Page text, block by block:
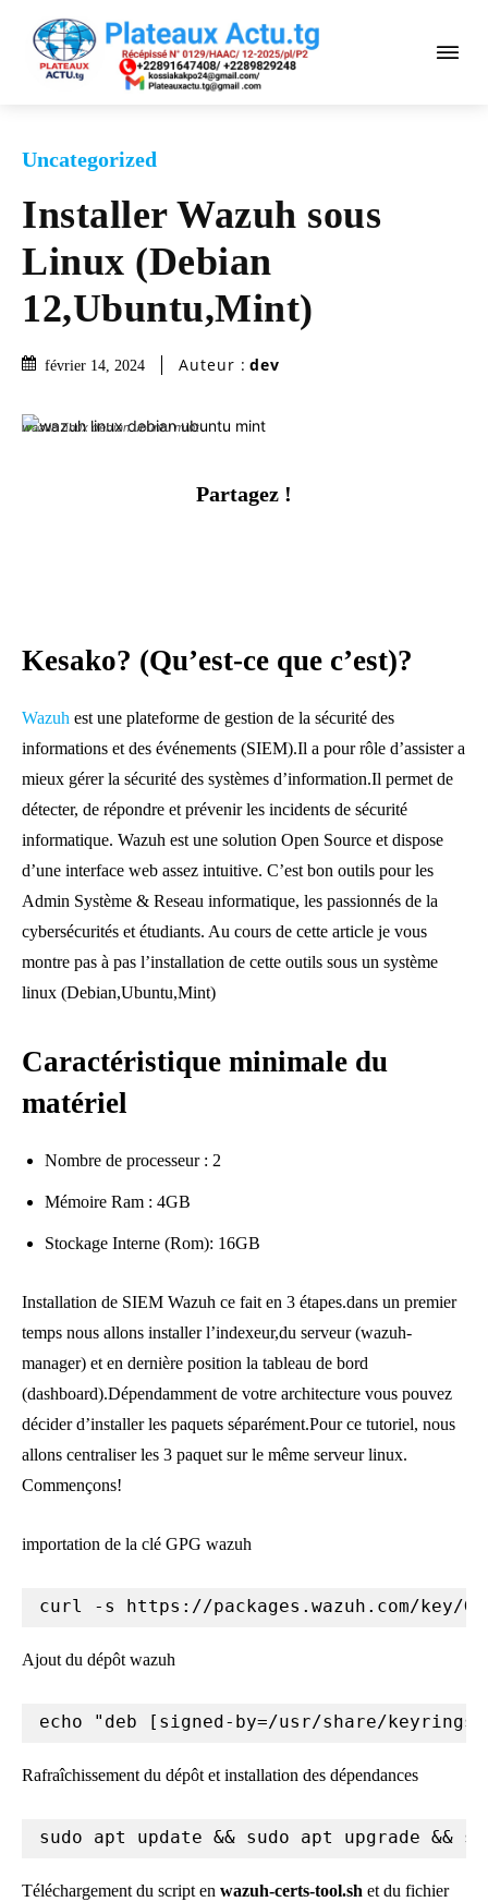
Uncategorized
Installer Wazuh sous
Linux (Debian
12,Ubuntu,Mint)
février 14, 2024 Auteur : dev
wazuh linux debian ubuntu mint
Partagez !
Kesako? (Qu’est-ce que c’est)?
Wazuh est une plateforme de gestion de la sécurité des
informations et des événements (SIEM).Il a pour rôle d’assister a
mieux gérer la sécurité des systèmes d’information.Il permet de
détecter, de répondre et prévenir les incidents de sécurité
informatique. Wazuh est une solution Open Source et dispose
d’une interface web assez intuitive. C’est bon outils pour les
Admin Système & Reseau informatique, les passionnés de la
cybersécurités et étudiants. Au cours de cette article je vous
montre pas à pas l’installation de cette outils sous un système
linux (Debian,Ubuntu,Mint)
Caractéristique minimale du
matériel
Nombre de processeur : 2
Mémoire Ram : 4GB
Stockage Interne (Rom): 16GB
Installation de SIEM Wazuh ce fait en 3 étapes.dans un premier
temps nous allons installer l’indexeur,du serveur (wazuh-
manager) et en dernière position la tableau de bord
(dashboard).Dépendamment de votre architecture vous pouvez
décider d’installer les paquets séparément.Pour ce tutoriel, nous
allons centraliser les 3 paquet sur le même serveur linux.
Commençons!
importation de la clé GPG wazuh
Ajout du dépôt wazuh
echo "deb [signed-by=/usr/share/
Rafraîchissement du dépôt et installation des dépendances
sudo apt update && sudo apt upgrade
Téléchargement du script en wazuh-certs-tool.sh et du fichier